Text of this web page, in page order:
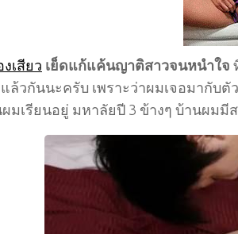
งเสียว เย็ดแก้แค้นญาติสาวจนหนำใจ
ล้วกันนะครับ เพราะว่าผมเจอมากับตั
มเรียนอยู่ มหาลัยปี 3 ข้างๆ บ้านผม